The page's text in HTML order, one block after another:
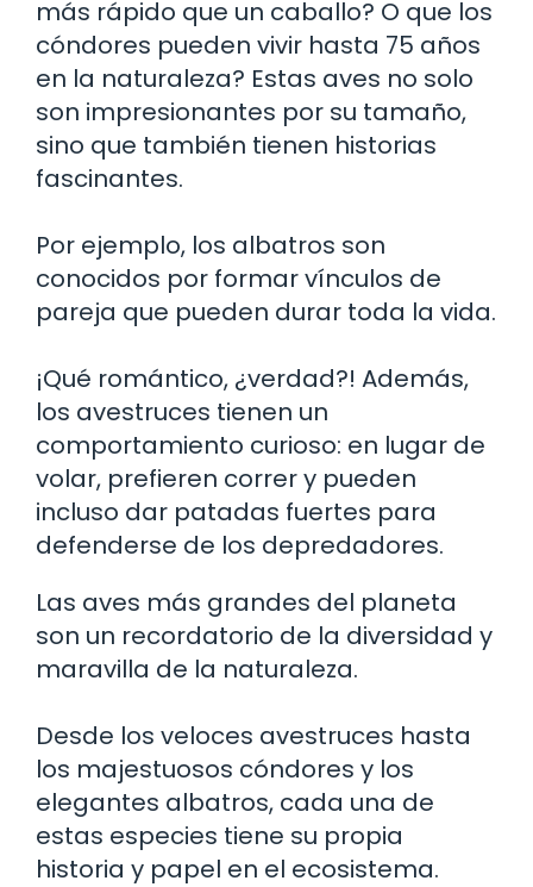
más rápido que un caballo? O que los
cóndores pueden vivir hasta 75 años
en la naturaleza? Estas aves no solo
son impresionantes por su tamaño,
sino que también tienen historias
fascinantes.
Por ejemplo, los albatros son
conocidos por formar vínculos de
pareja que pueden durar toda la vida.
¡Qué romántico, ¿verdad?! Además,
los avestruces tienen un
comportamiento curioso: en lugar de
volar, prefieren correr y pueden
incluso dar patadas fuertes para
defenderse de los depredadores.
Las aves más grandes del planeta
son un recordatorio de la diversidad y
maravilla de la naturaleza.
Desde los veloces avestruces hasta
los majestuosos cóndores y los
elegantes albatros, cada una de
estas especies tiene su propia
historia y papel en el ecosistema.